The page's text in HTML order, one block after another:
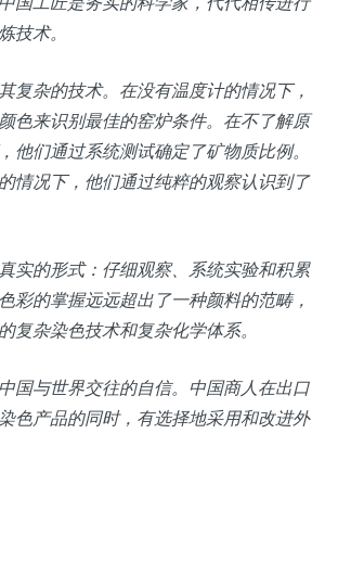
技术。
复杂的技术。在没有温度计的情况下，
色来识别最佳的窑炉条件。在不了解原
他们通过系统测试确定了矿物质比例。
情况下，他们通过纯粹的观察认识到了
实的形式：仔细观察、系统实验和积累
彩的掌握远远超出了一种颜料的范畴，
复杂染色技术和复杂化学体系。
国与世界交往的自信。中国商人在出口
色产品的同时，有选择地采用和改进外